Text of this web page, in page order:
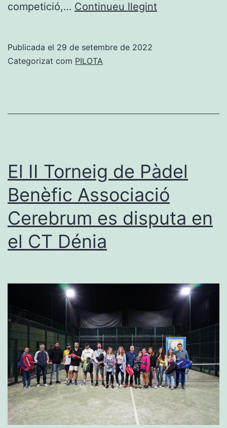
competició,… Continueu llegintLes
participen
en
la
Trobada
de
Publicada el 29 de setembre de 2022
Categorizat com PILOTA
El II Torneig de Pàdel
Benèfic Associació
Cerebrum es disputa en
el CT Dénia